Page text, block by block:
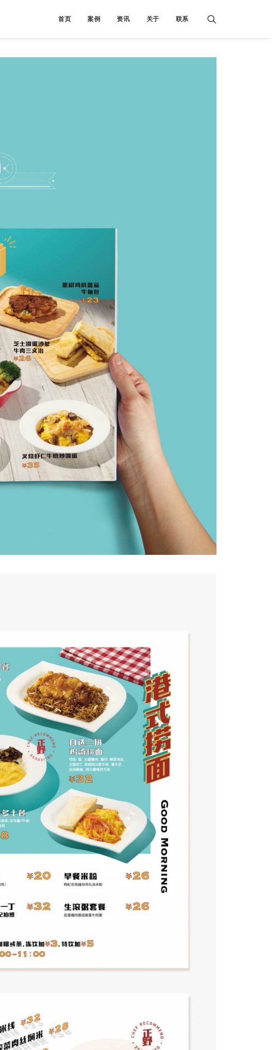
首页 案例 资讯 关于 联系